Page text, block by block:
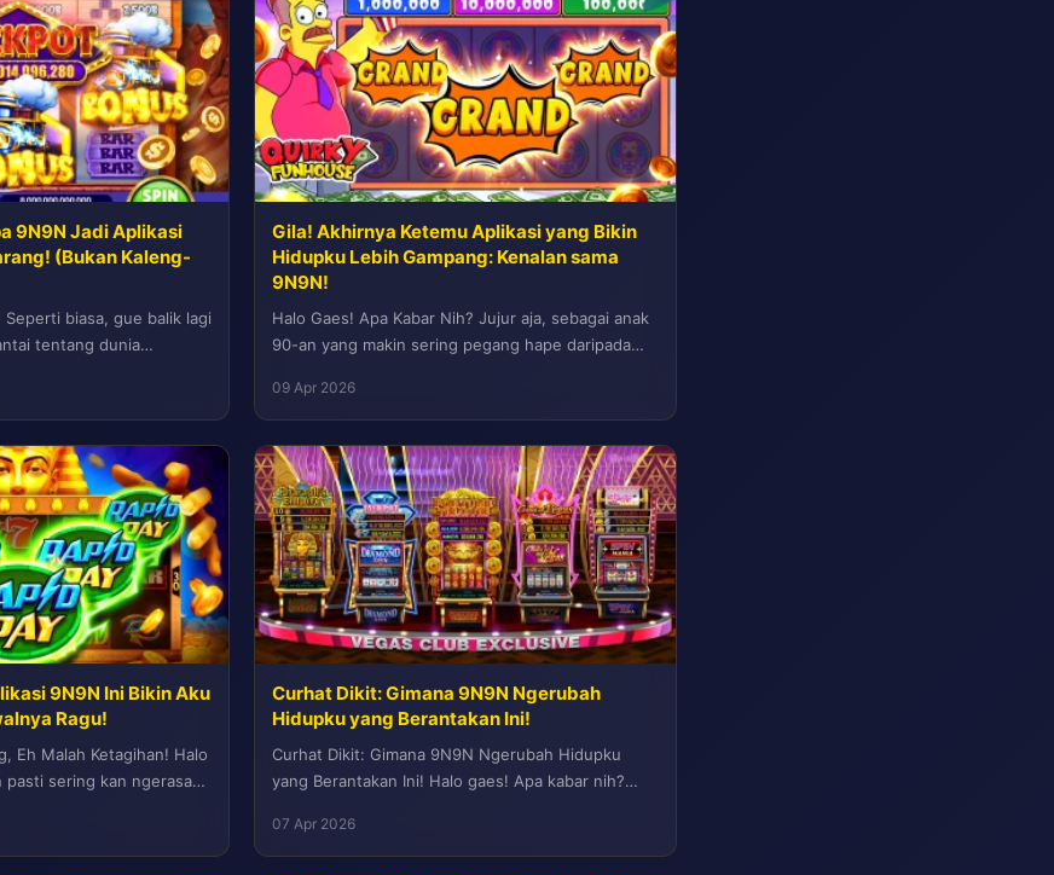
9N9N Jadi Aplikasi
(Bukan Kaleng-
Seperti biasa, gue balik lagi
tentang dunia
Gila! Akhirnya Ketemu Aplikasi yang Bikin
Hidupku Lebih Gampang: Kenalan sama
9N9N!
Halo Gaes! Apa Kabar Nih? Jujur aja, sebagai anak
90-an yang makin sering pegang hape daripada
09 Apr 2026
9N9N Ini Bikin Aku
Ragu!
Eh Malah Ketagihan! Halo
pasti sering kan ngerasa
Curhat Dikit: Gimana 9N9N Ngerubah
Hidupku yang Berantakan Ini!
Curhat Dikit: Gimana 9N9N Ngerubah Hidupku
yang Berantakan Ini! Halo gaes! Apa kabar nih?
07 Apr 2026